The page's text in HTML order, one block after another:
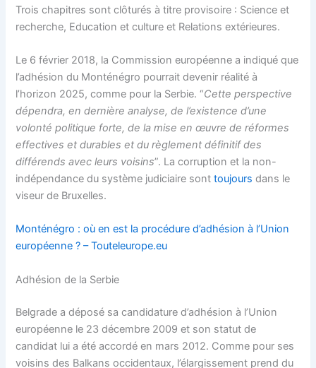
Trois chapitres sont clôturés à titre provisoire : Science et
recherche, Education et culture et Relations extérieures.
Le 6 février 2018, la Commission européenne a indiqué que
l’adhésion du Monténégro pourrait devenir réalité à
l’horizon 2025, comme pour la Serbie. “Cette perspective
dépendra, en dernière analyse, de l’existence d’une
volonté politique forte, de la mise en œuvre de réformes
effectives et durables et du règlement définitif des
différends avec leurs voisins”. La corruption et la non-
indépendance du système judiciaire sonttoujours dans le
viseur de Bruxelles.
Monténégro : où en est la procédure d’adhésion à l’Union
européenne ? – Touteleurope.eu
Adhésion de la Serbie
Belgrade a déposé sa candidature d’adhésion à l’Union
européenne le 23 décembre 2009 et son statut de
candidat lui a été accordé en mars 2012. Comme pour ses
voisins des Balkans occidentaux, l’élargissement prend du